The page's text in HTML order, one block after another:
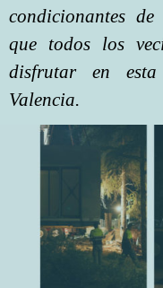
condicionantes
que todos los
disfrutar en
Valencia.